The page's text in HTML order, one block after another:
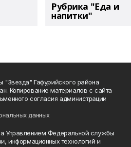
Рубрика "Еда и
напитки"
"Звезда" Гафурийского района
Копирование материалов с сайта
согласия администрации
данных
Управлением Федеральной службы
информационных технологий и